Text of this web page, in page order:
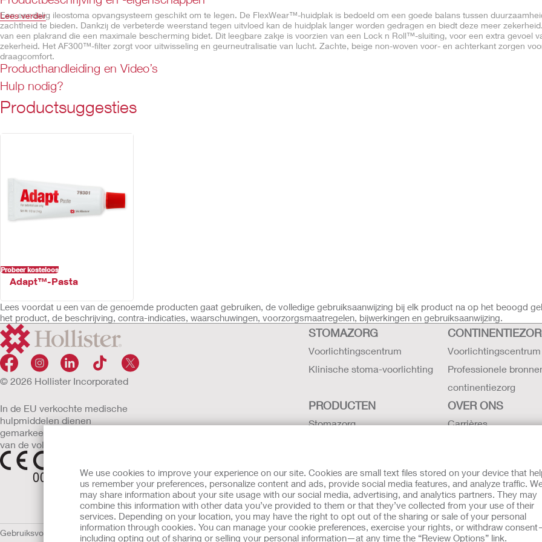
We use cookies to improve your experience on our site. Cookies are small text files stored on your device that
us remember your preferences, personalize content and ads, provide social media features, and analyze traffic.
may share information about your site usage with our social media, advertising, and analytics partners. They may
combine this information with other data you’ve provided to them or that they’ve collected from your use of their
services. Depending on your location, you may have the right to opt out of the sharing or sale of your personal
information through cookies. You can manage your cookie preferences, exercise your rights, or withdraw
including opting out of sharing or selling your personal information—at any time the “Review Options” link.
Een eendelig ileostoma opvangsysteem geschikt om te legen. De FlexWear™-huidplak is bedoeld om een goede balans tussen
zachtheid te bieden. Dankzij de verbeterde weerstand tegen uitvloed kan de huidplak langer worden gedragen en biedt deze meer
van een plakrand die een maximale bescherming bidet. Dit leegbare zakje is voorzien van een Lock n Roll™-sluiting, voor een extra gevoel
zekerheid. Het AF300™-filter zorgt voor uitwisseling en geurneutralisatie van lucht. Zachte, beige non-woven voor- en achterkant zorgen
draagcomfort.
Eigenschappen
Uro-opvangzakje
Flexibele plakrand
Zachte, beige non-woven voor- en achterkant
Lees verder
Producthandleiding en Video’s
Hulp nodig?
Productsuggesties
Probeer kosteloos
Adapt™-Pasta
Lees voordat u een van de genoemde producten gaat gebruiken, de volledige gebruiksaanwijzing bij elk product na op het beoogd
het product, de beschrijving, contra-indicaties, waarschuwingen, voorzorgsmaatregelen, bijwerkingen en gebruiksaanwijzing.
© 2026 Hollister Incorporated
In de EU verkochte medische
hulpmiddelen dienen
gemarkeerd te zijn met een
van de volgende symbolen
STOMAZORG
Voorlichtingscentrum
Klinische stoma-voorlichting
Voorlichtingscentrum
Professionele
continentiezorg
PRODUCTEN
Stomazorg
Gebruiksaanwijzing
Latex verklaring -
veiligheidsgegevens
OVER ONS
Carrières
De geschiedenis van
Nieuws en
Gebruiksvoorwaarden Privacybeleid Gebruik van cookiesEU Mededeling aan Klokkenluiders